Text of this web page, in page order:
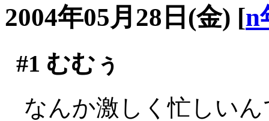
2004年05月28日(金) [n
#1 むむぅ
なんか激しく忙しい